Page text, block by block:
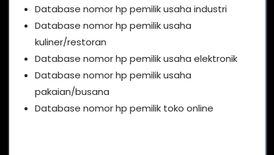
Database nomor hp pemilik usaha industri
Database nomor hp pemilik usaha
kuliner/restoran
Database nomor hp pemilik usaha elektronik
Database nomor hp pemilik usaha
pakaian/busana
Database nomor hp pemilik toko online